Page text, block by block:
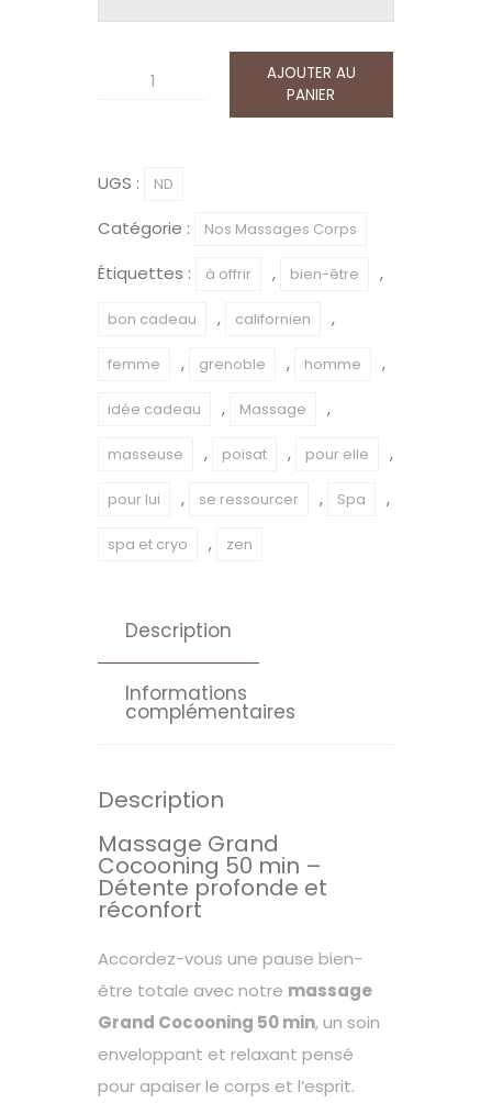
quantité
-
Grand
Cocooning
AJOUTER AU
PANIER
UGS : ND
Catégorie : Nos Massages Corps
Étiquettes : à offrir , bien-être ,
bon cadeau , californien ,
femme , grenoble , homme ,
idée cadeau , Massage ,
masseuse , poisat , pour elle ,
pour lui , se ressourcer , Spa ,
spa et cryo , zen
Description
Informations
complémentaires
Description
Massage Grand
Cocooning 50 min –
Détente profonde et
réconfort
Accordez-vous une pause bien-
être totale avec notre massage
Grand Cocooning 50 min, un soin
enveloppant et relaxant pensé
pour apaiser le corps et l’esprit.